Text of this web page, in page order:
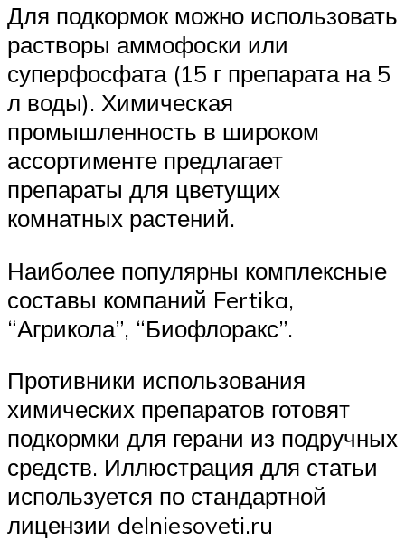
Для подкормок можно использовать
растворы аммофоски или
суперфосфата (15 г препарата на 5
л воды). Химическая
промышленность в широком
ассортименте предлагает
препараты для цветущих
комнатных растений.
Наиболее популярны комплексные
составы компаний Fertika,
“Агрикола”, “Биофлоракс”.
Противники использования
химических препаратов готовят
подкормки для герани из подручных
средств. Иллюстрация для статьи
используется по стандартной
лицензии delniesoveti.ru